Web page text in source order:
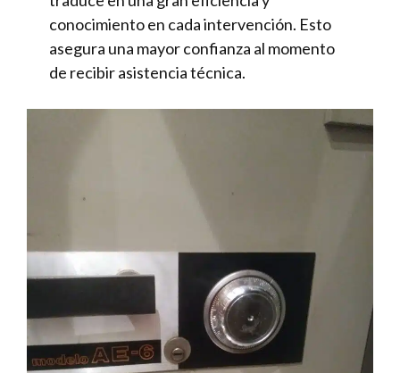
conocimiento en cada intervención. Esto
asegura una mayor confianza al momento
de recibir asistencia técnica.